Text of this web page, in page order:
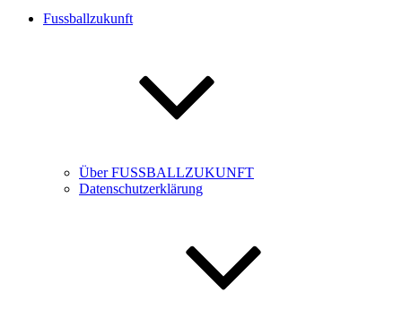
Fussballzukunft
Über FUSSBALLZUKUNFT
Datenschutzerklärung